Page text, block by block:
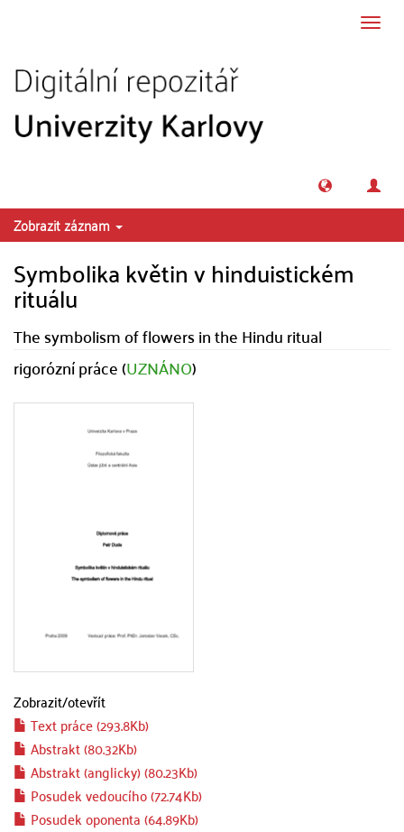
Zobrazit záznam
Symbolika květin v hinduistickém
rituálu
The symbolism of flowers in the Hindu ritual
rigorózní práce (UZNÁNO)
Zobrazit/otevřít
Text práce (293.8Kb)
Abstrakt (80.32Kb)
Abstrakt (anglicky) (80.23Kb)
Posudek vedoucího (72.74Kb)
Posudek oponenta (64.89Kb)